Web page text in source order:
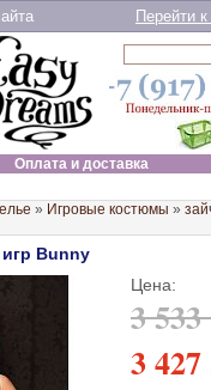
Перейти
Оплата и доставка
» Игровые костюмы »
Bunny
Цена:
3
3 427